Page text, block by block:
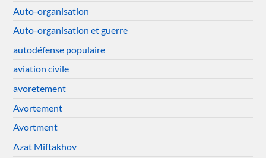
Auto-organisation
Auto-organisation et guerre
autodéfense populaire
aviation civile
avoretement
Avortement
Avortment
Azat Miftakhov